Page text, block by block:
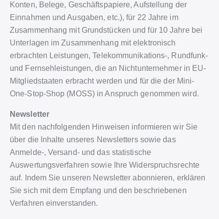
Konten, Belege, Geschäftspapiere, Aufstellung der
Einnahmen und Ausgaben, etc.), für 22 Jahre im
Zusammenhang mit Grundstücken und für 10 Jahre bei
Unterlagen im Zusammenhang mit elektronisch
erbrachten Leistungen, Telekommunikations-, Rundfunk-
und Fernsehleistungen, die an Nichtunternehmer in EU-
Mitgliedstaaten erbracht werden und für die der Mini-
One-Stop-Shop (MOSS) in Anspruch genommen wird.
Newsletter
Mit den nachfolgenden Hinweisen informieren wir Sie
über die Inhalte unseres Newsletters sowie das
Anmelde-, Versand- und das statistische
Auswertungsverfahren sowie Ihre Widerspruchsrechte
auf. Indem Sie unseren Newsletter abonnieren, erklären
Sie sich mit dem Empfang und den beschriebenen
Verfahren einverstanden.